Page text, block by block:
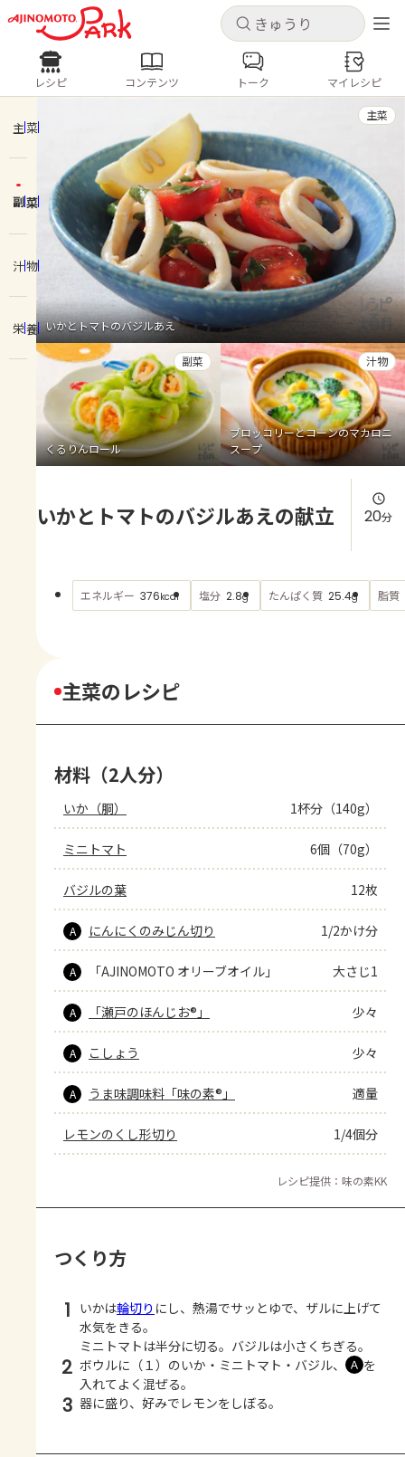
キャンセル
ログインするとレシピを保存できます
新規登録
ホーム
コンテンツ
レシピ
トーク
よくあるお問い合わせ
お買い物
AJINOMOTO PARK とは
キャンセル
レシピ コンテンツ
人気の食材・レシピ
きゅうり なす トマト
とうもろこし
ピーマン
みょうが ゴーヤ
レシピ コンテンツ トーク マイレシピ
主菜
副菜
汁物
栄養 いかとトマトのバジルあえ
主菜
くるりんロール
副菜
ブロッコリーとコーンのマカロニ
スープ
汁物
いかとトマトのバジルあえの献立 20分
エネルギー 376kcal 塩分 2.8g たんぱく質 25.4g 脂質
主菜のレシピ
材料（2人分）
いか（胴） 1杯分（140g）
ミニトマト 6個（70g）
バジルの葉 12枚
A にんにくのみじん切り 1/2かけ分
A 「AJINOMOTO オリーブオイル」 大さじ1
A 「瀬戸のほんじお®」 少々
A こしょう 少々
A うま味調味料「味の素®」 適量
レモンのくし形切り 1/4個分
レシピ提供：味の素KK
つくり方
1 いかは輪切り にし、熱湯でサッとゆで、ザルに上げて
水気をきる。
ミニトマトは半分に切る。バジルは小さくちぎる。
2 ボウルに（１）のいか・ミニトマト・バジル、 Ａ を
入れてよく混ぜる。
3 器に盛り、好みでレモンをしぼる。